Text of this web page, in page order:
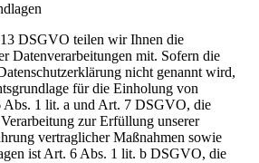
DSGVO teilen wir Ihnen die
Datenverarbeitungen mit. Sofern die
nicht genannt wird,
für die Einholung von
1 lit. a und Art. 7 DSGVO, die
zur Erfüllung unserer
vertraglicher Maßnahmen sowie
ist Art. 6 Abs. 1 lit. b DSGVO, die